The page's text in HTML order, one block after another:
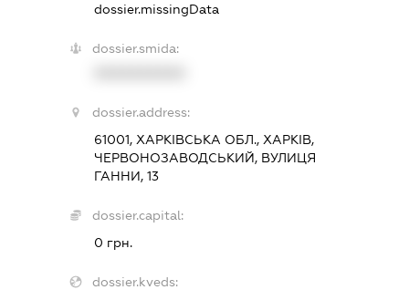
dossier.missingData
dossier.smida:
dossier.address:
61001, ХАРКІВСЬКА ОБЛ., ХАРКІВ,
ЧЕРВОНОЗАВОДСЬКИЙ, ВУЛИЦЯ
ГАННИ, 13
dossier.capital:
0 грн.
dossier.kveds: